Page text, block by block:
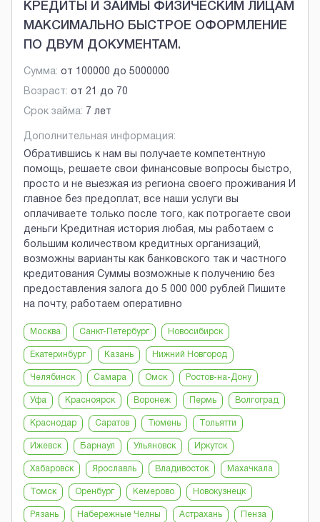
КРЕДИТЫ И ЗАЙМЫ ФИЗИЧЕСКИМ ЛИЦАМ
МАКСИМАЛЬНО БЫСТРОЕ ОФОРМЛЕНИЕ
ПО ДВУМ ДОКУМЕНТАМ.
Сумма: от 100000 до 5000000
Возраст: от 21 до 70
Срок займа: 7 лет
Дополнительная информация:
Обратившись к нам вы получаете компетентную
помощь, решаете свои финансовые вопросы быстро,
просто и не выезжая из региона своего проживания И
главное без предоплат, все наши услуги вы
оплачиваете только после того, как потрогаете свои
деньги Кредитная история любая, мы работаем с
большим количеством кредитных организаций,
возможны варианты как банковского так и частного
кредитования Суммы возможные к получению без
предоставления залога до 5 000 000 рублей Пишите
на почту, работаем оперативно
Москва Санкт-Петербург Новосибирск
Екатеринбург Казань Нижний Новгород
Челябинск Самара Омск Ростов-на-Дону
Уфа Красноярск Воронеж Пермь Волгоград
Краснодар Саратов Тюмень Тольятти
Ижевск Барнаул Ульяновск Иркутск
Хабаровск Ярославль Владивосток Махачкала
Томск Оренбург Кемерово Новокузнецк
Рязань Набережные Челны Астрахань Пенза